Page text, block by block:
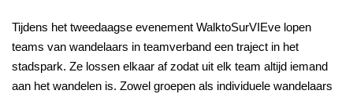
Tijdens het tweedaagse evenement WalktoSurVIEve lopen
teams van wandelaars in teamverband een traject in het
stadspark. Ze lossen elkaar af zodat uit elk team altijd iemand
aan het wandelen is. Zowel groepen als individuele wandelaars